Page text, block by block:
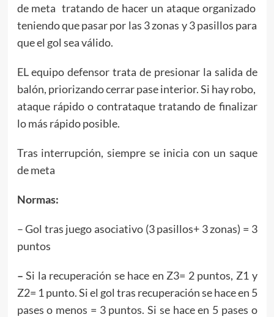
de meta tratando de hacer un ataque organizado
teniendo que pasar por las 3 zonas y 3 pasillos para
que el gol sea válido.
EL equipo defensor trata de presionar la salida de
balón, priorizando cerrar pase interior. Si hay robo,
ataque rápido o contrataque tratando de finalizar
lo más rápido posible.
Tras interrupción, siempre se inicia con un saque
de meta
Normas:
– Gol tras juego asociativo (3 pasillos+ 3 zonas) = 3
puntos
–Si la recuperación se hace en Z3= 2 puntos, Z1 y
Z2= 1 punto. Si el gol tras recuperación se hace en 5
pases o menos = 3 puntos. Si se hace en 5 pases o